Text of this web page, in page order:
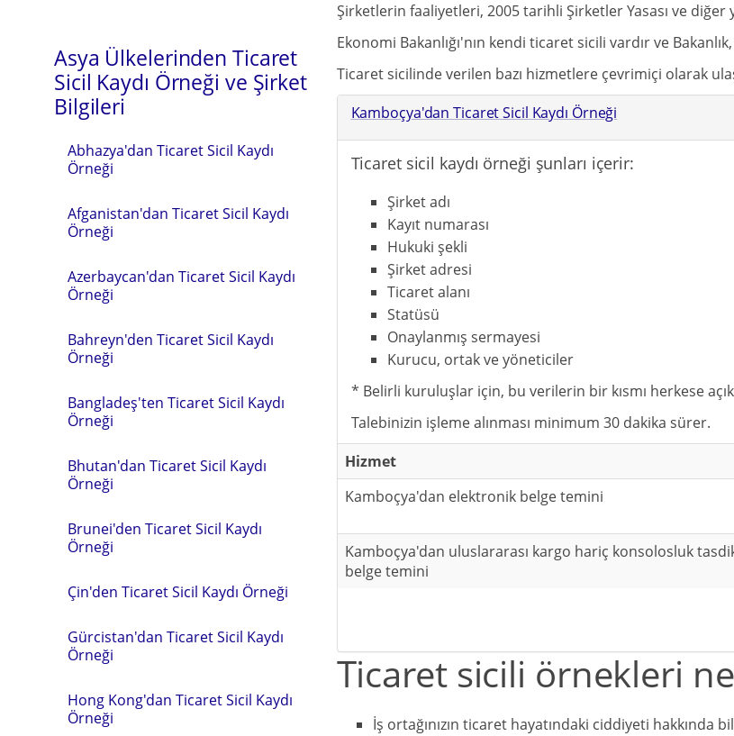
Asya Ülkelerinden Ticaret
Sicil Kaydı Örneği ve Şirket
Bilgileri
Abhazya'dan Ticaret Sicil Kaydı
Örneği
Afganistan'dan Ticaret Sicil Kaydı
Örneği
Azerbaycan'dan Ticaret Sicil Kaydı
Örneği
Bahreyn'den Ticaret Sicil Kaydı
Örneği
Bangladeş'ten Ticaret Sicil Kaydı
Örneği
Bhutan'dan Ticaret Sicil Kaydı
Örneği
Brunei'den Ticaret Sicil Kaydı
Örneği
Çin'den Ticaret Sicil Kaydı Örneği
Gürcistan'dan Ticaret Sicil Kaydı
Örneği
Hong Kong'dan Ticaret Sicil Kaydı
Örneği
Şirketlerin faaliyetleri, 2005 tarihli Şirketler Yasası ve diğer
Ekonomi Bakanlığı'nın kendi ticaret sicili vardır ve
Ticaret sicilinde verilen bazı hizmetlere çevrimiçi olarak
Kamboçya'dan Ticaret Sicil Kaydı Örneği
Ticaret sicil kaydı örneği şunları içerir:
Şirket adı
Kayıt numarası
Hukuki şekli
Şirket adresi
Ticaret alanı
Statüsü
Onaylanmış sermayesi
Kurucu, ortak ve yöneticiler
* Belirli kuruluşlar için, bu verilerin bir kısmı herkese
Talebinizin işleme alınması minimum 30 dakika sürer.
Hizmet
Kamboçya'dan elektronik belge temini
Kamboçya'dan uluslararası kargo hariç konsolosluk
belge temini
Ticaret sicili örnekleri
İş ortağınızın ticaret hayatındaki ciddiyeti hakkında